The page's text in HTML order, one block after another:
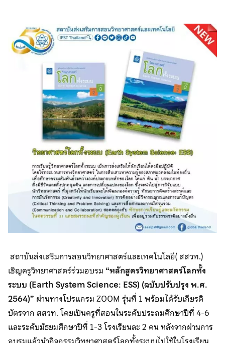
สถาบันส่งเสริมการสอนวิทยาศาสตร์และเทคโนโลยี( สสวท.)
เชิญครูวิทยาศาสตร์ร่วมอบรม “หลักสูตรวิทยาศาสตร์โลกทั้ง
ระบบ (Earth System Science: ESS) (ฉบับปรับปรุง พ.ศ.
2564)” ผ่านทางโปรแกรม ZOOM รุ่นที่ 1 พร้อมได้รับเกียรติ
บัตรจาก สสวท. โดยเป็นครูที่สอนในระดับประถมศึกษาปีที่ 4-6
และระดับมัธยมศึกษาปีที่ 1-3 โรงเรียนละ 2 คน หลังจากผ่านการ